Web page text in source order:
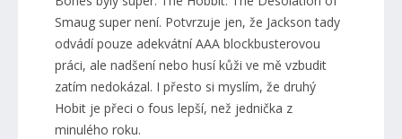
Smaug super není. Potvrzuje jen, že Jackson tady
odvádí pouze adekvátní AAA blockbusterovou
práci, ale nadšení nebo husí kůži ve mě vzbudit
zatím nedokázal. I přesto si myslím, že druhý
Hobit je přeci o fous lepší, než jednička z
minulého roku.